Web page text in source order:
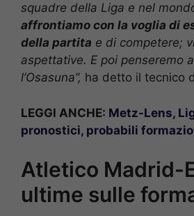
squadre della Liga e nel
affrontiamo con la voglia di
della partita e di competere;
aspettative. E poi penseremo
l’Osasuna”, ha detto il tecnico
LEGGI ANCHE: Metz-Lens,
pronostici, probabili
Atletico Madrid-
ultime sulle